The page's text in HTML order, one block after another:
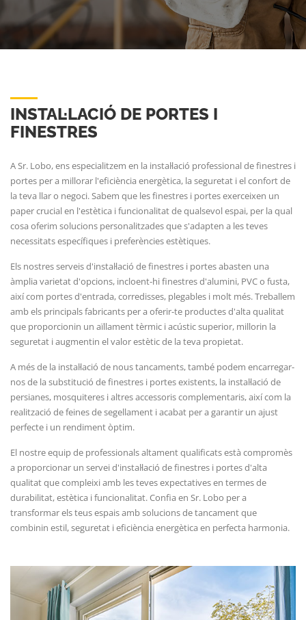
INSTAL·LACIÓ DE PORTES I
FINESTRES
A Sr. Lobo, ens especialitzem en la instal·lació professional de finestres i
portes per a millorar l'eficiència energètica, la seguretat i el confort de
la teva llar o negoci. Sabem que les finestres i portes exerceixen un
paper crucial en l'estètica i funcionalitat de qualsevol espai, per la qual
cosa oferim solucions personalitzades que s'adapten a les teves
necessitats específiques i preferències estètiques.
Els nostres serveis d'instal·lació de finestres i portes abasten una
àmplia varietat d'opcions, incloent-hi finestres d'alumini, PVC o fusta,
així com portes d'entrada, corredisses, plegables i molt més. Treballem
amb els principals fabricants per a oferir-te productes d'alta qualitat
que proporcionin un aïllament tèrmic i acústic superior, millorin la
seguretat i augmentin el valor estètic de la teva propietat.
A més de la instal·lació de nous tancaments, també podem encarregar-
nos de la substitució de finestres i portes existents, la instal·lació de
persianes, mosquiteres i altres accessoris complementaris, així com la
realització de feines de segellament i acabat per a garantir un ajust
perfecte i un rendiment òptim.
El nostre equip de professionals altament qualificats està compromès
a proporcionar un servei d'instal·lació de finestres i portes d'alta
qualitat que compleixi amb les teves expectatives en termes de
durabilitat, estètica i funcionalitat. Confia en Sr. Lobo per a
transformar els teus espais amb solucions de tancament que
combinin estil, seguretat i eficiència energètica en perfecta harmonia.